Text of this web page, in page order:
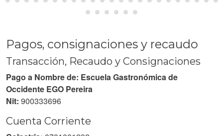
Pagos, consignaciones y recaudo
Transacción, Recaudo y Consignaciones
Pago a Nombre de: Escuela Gastronómica de
Occidente EGO Pereira
Nit: 900333696
Cuenta Corriente